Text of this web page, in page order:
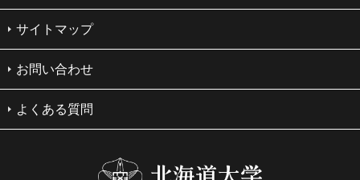
サイトマップ
お問い合わせ
よくある質問